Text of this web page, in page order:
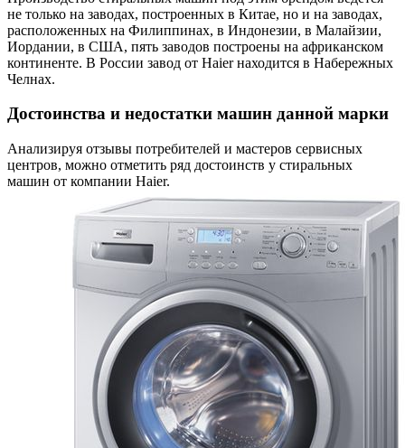
не только на заводах, построенных в Китае, но и на заводах,
расположенных на Филиппинах, в Индонезии, в Малайзии,
Иордании, в США, пять заводов построены на африканском
континенте. В России завод от Haier находится в Набережных
Челнах.
Достоинства и недостатки машин данной марки
Анализируя отзывы потребителей и мастеров сервисных
центров, можно отметить ряд достоинств у стиральных
машин от компании Haier.